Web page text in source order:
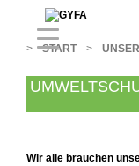
> START >
Wir alle brauchen